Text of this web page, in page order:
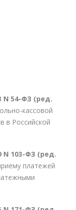
N 54-ФЗ (ред.
кассовой
в Российской
N 103-ФЗ (ред.
платежей